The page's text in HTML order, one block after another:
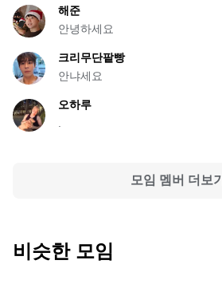
해준
안녕하세요
크리무단팥빵
안냐세요
오하루
모임 멤버 더보기
비슷한 모임